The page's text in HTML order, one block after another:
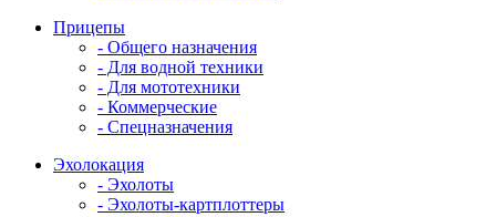
Прицепы
- Общего назначения
- Для водной техники
- Для мототехники
- Коммерческие
- Спецназначения
Эхолокация
- Эхолоты
- Эхолоты-картплоттеры